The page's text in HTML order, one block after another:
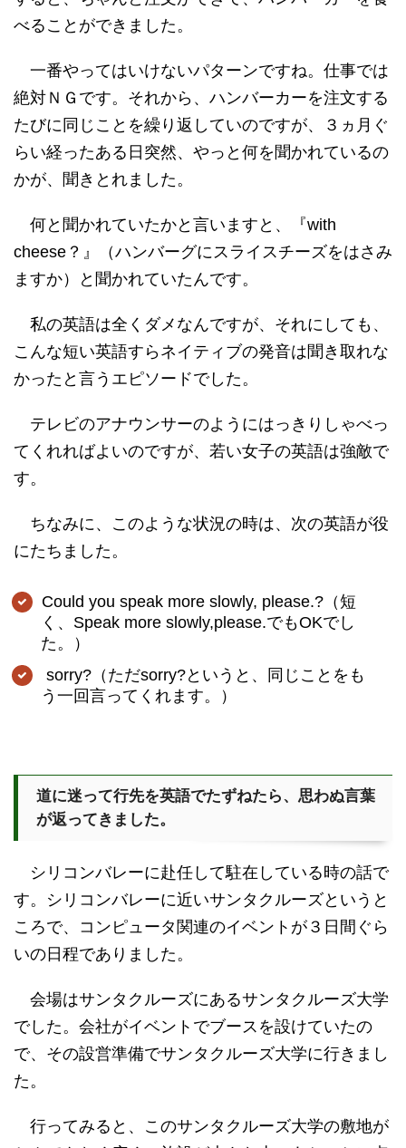
べることができました。
一番やってはいけないパターンですね。仕事では
絶対ＮＧです。それから、ハンバーカーを注文する
たびに同じことを繰り返していのですが、３ヵ月ぐ
らい経ったある日突然、やっと何を聞かれているの
かが、聞きとれました。
何と聞かれていたかと言いますと、『with
cheese？』（ハンバーグにスライスチーズをはさみ
ますか）と聞かれていたんです。
私の英語は全くダメなんですが、それにしても、
こんな短い英語すらネイティブの発音は聞き取れな
かったと言うエピソードでした。
テレビのアナウンサーのようにはっきりしゃべっ
てくれればよいのですが、若い女子の英語は強敵で
す。
ちなみに、このような状況の時は、次の英語が役
にたちました。
Could you speak more slowly, please.?（短
く、Speak more slowly,please.でもOKでし
た。）
sorry?（ただsorry?というと、同じことをも
う一回言ってくれます。）
道に迷って行先を英語でたずねたら、思わぬ言葉
が返ってきました。
シリコンバレーに赴任して駐在している時の話で
す。シリコンバレーに近いサンタクルーズというと
ころで、コンピュータ関連のイベントが３日間ぐら
いの日程でありました。
会場はサンタクルーズにあるサンタクルーズ大学
でした。会社がイベントでブースを設けていたの
で、その設営準備でサンタクルーズ大学に行きまし
た。
行ってみると、このサンタクルーズ大学の敷地が